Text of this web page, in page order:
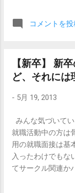
に違うメッセージ
は こんなところ
す。でも、やりた
ろ、やる気満々で
と言っているよう
がつくとしたら
だったら、「うつ
慮してそういう仮
と。 そもそも、
ごくうつ病っぽく
とができなくなっ
と考えているとい
す。 うつ病なの
別に問題ではな
我ながら 社畜の鑑
コメントを
【新卒】 新
ど、それには
- 5月 19, 2013
みんな気づいて
就職活動中の方は
用の就職面接は基
入ったわけでもな
てサークル関連か